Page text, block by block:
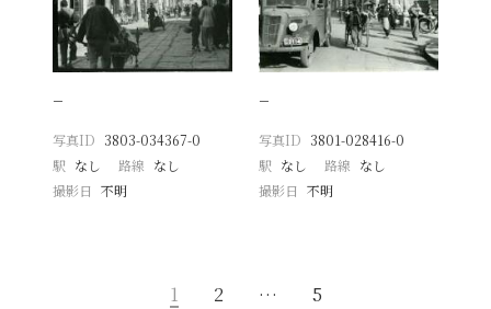
−
写真ID 3803-034367-0
駅 なし 路線 なし
撮影日
不明
−
写真ID 3801-028416-0
駅 なし 路線 なし
撮影日 不明
1 2 … 5